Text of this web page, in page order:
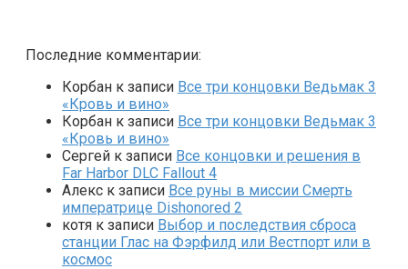
Последние комментарии:
Корбан к записи Все три концовки Ведьмак 3
«Кровь и вино»
Корбан к записи Все три концовки Ведьмак 3
«Кровь и вино»
Сергей к записи Все концовки и решения в
Far Harbor DLC Fallout 4
Алекс к записи Все руны в миссии Смерть
императрице Dishonored 2
котя к записи Выбор и последствия сброса
станции Глас на Фэрфилд или Вестпорт или в
космос